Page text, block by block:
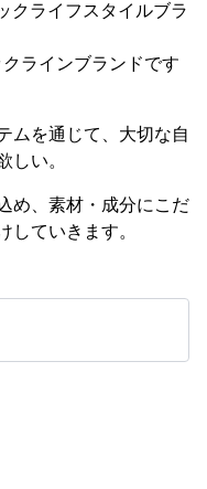
クライフスタイルブラ
ラインブランドです
ムを通じて、大切な自
しい。
め、素材・成分にこだ
していきます。